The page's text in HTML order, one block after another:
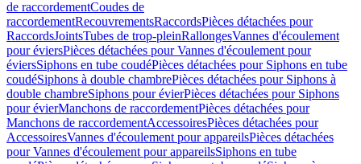
de raccordementCoudes de
raccordementRecouvrementsRaccordsPièces détachées pour
RaccordsJointsTubes de trop-pleinRallongesVannes d'écoulement
pour éviersPièces détachées pour Vannes d'écoulement pour
éviersSiphons en tube coudéPièces détachées pour Siphons en tube
coudéSiphons à double chambrePièces détachées pour Siphons à
double chambreSiphons pour évierPièces détachées pour Siphons
pour évierManchons de raccordementPièces détachées pour
Manchons de raccordementAccessoiresPièces détachées pour
AccessoiresVannes d'écoulement pour appareilsPièces détachées
pour Vannes d'écoulement pour appareilsSiphons en tube